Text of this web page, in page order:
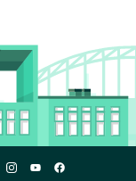
Studiekeuze123
Studiekeuze123
Studiekeuze123
Studiekeuze123